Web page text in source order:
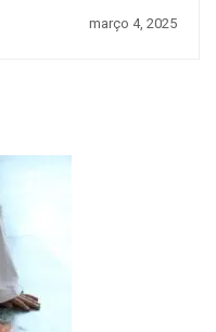
e-mail
março 4, 2025